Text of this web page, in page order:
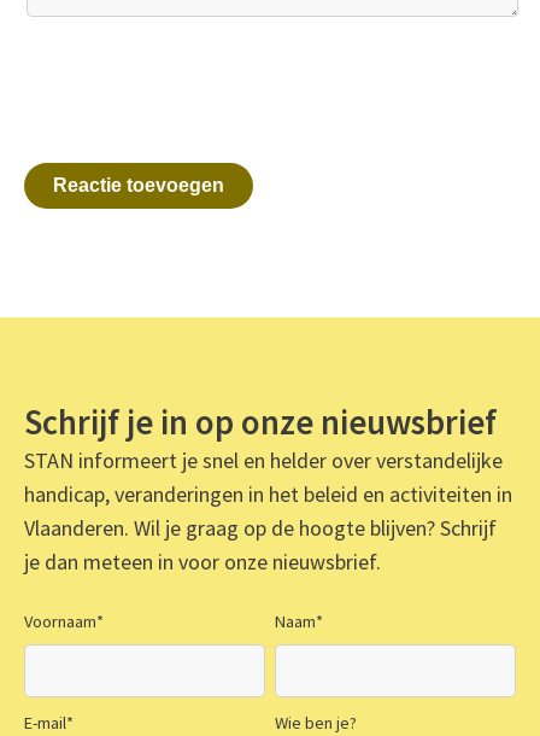
Reactie toevoegen
Schrijf je in op onze nieuwsbrief
STAN informeert je snel en helder over verstandelijke
handicap, veranderingen in het beleid en activiteiten in
Vlaanderen. Wil je graag op de hoogte blijven? Schrijf
je dan meteen in voor onze nieuwsbrief.
Voornaam* Naam*
E-mail* Wie ben je?